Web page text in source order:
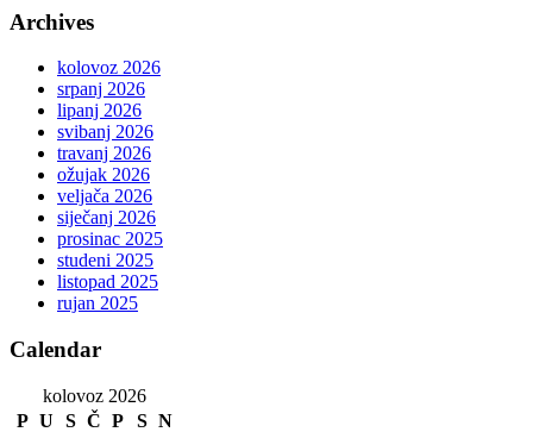
Archives
kolovoz 2026
srpanj 2026
lipanj 2026
svibanj 2026
travanj 2026
ožujak 2026
veljača 2026
siječanj 2026
prosinac 2025
studeni 2025
listopad 2025
rujan 2025
Calendar
kolovoz 2026
P U S Č P S N